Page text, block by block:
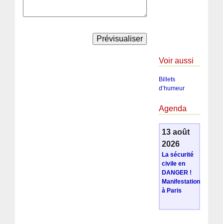
Voir aussi
Billets
d’humeur
Agenda
13 août
2026
La sécurité
civile en
DANGER !
Manifestation
à Paris